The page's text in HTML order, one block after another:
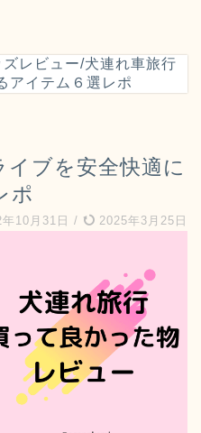
ズレビュー/犬連れ車旅行
アイテム６選レポ
ブを安全快適に
ポ
10月31日 / 2025年3月25日